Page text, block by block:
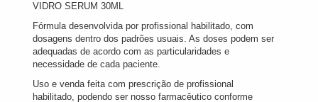
VIDRO SERUM 30ML
Fórmula desenvolvida por profissional habilitado, com
dosagens dentro dos padrões usuais. As doses podem ser
adequadas de acordo com as particularidades e
necessidade de cada paciente.
Uso e venda feita com prescrição de profissional
habilitado, podendo ser nosso farmacêutico conforme